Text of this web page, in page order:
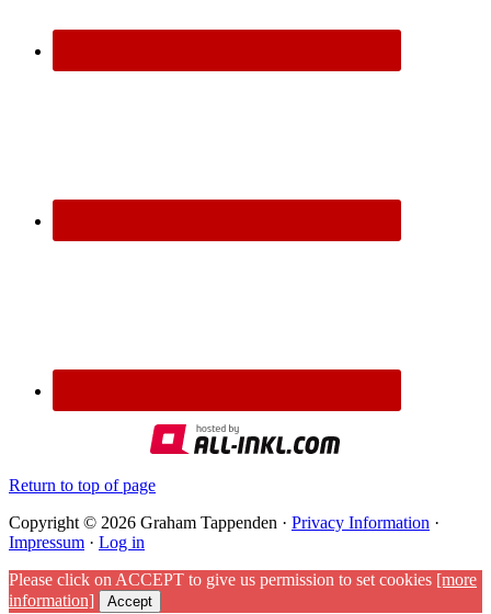
Return to top of page
Copyright © 2026 Graham Tappenden · Privacy Information ·
Impressum · Log in
Please click on ACCEPT to give us permission to set cookies [more
information]
Accept